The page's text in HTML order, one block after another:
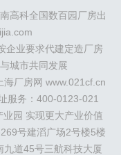
大厂 永清 三河
霸
沈阳
威海 烟台
青岛
庆 中山 佛山
昆明 南宁 华北： 沈
柬埔寨
马来西
： 灯塔瓴科
中南高
平谦迈高 咨询热线：
高科全国数百园厂房出
企业要求代建定造厂房
城市共同发展
厂房网 www.021cf.cn
服务：400-0123-021
园 实现更大产业价值
号建滔广场2号楼5楼
道45号三航科技大厦